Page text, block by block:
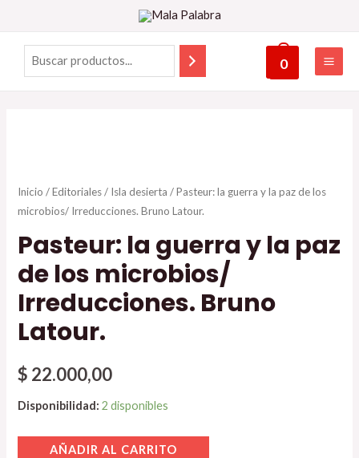
0
Inicio /Editoriales/ Isla desierta / Pasteur: la guerra y la paz de los
microbios/ Irreducciones. Bruno Latour.
Pasteur: la guerra y la paz
de los microbios/
Irreducciones. Bruno
Latour.
$ 22.000,00
Disponibilidad: 2 disponibles
AÑADIR AL CARRITO